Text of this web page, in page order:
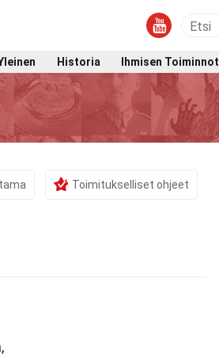
Historia Ihmisen Toiminnot
Toimitukselliset ohjeet